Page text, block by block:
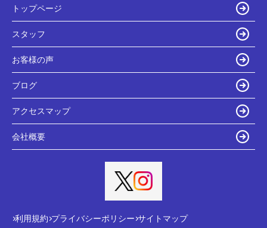
トップページ
スタッフ
お客様の声
ブログ
アクセスマップ
会社概要
利用規約 プライバシーポリシー サイトマップ